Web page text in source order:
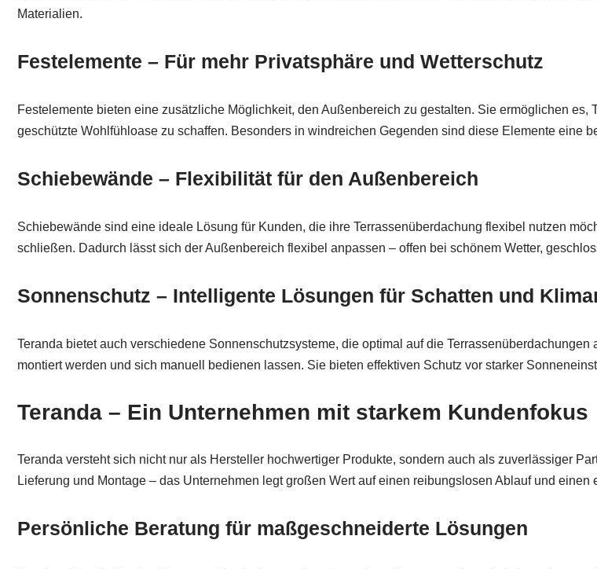
Materialien.
Festelemente – Für mehr Privatsphäre und Wetterschutz
Festelemente bieten eine zusätzliche Möglichkeit, den Außenbereich zu gestalten. Sie ermöglichen
geschützte Wohlfühloase zu schaffen. Besonders in windreichen Gegenden sind diese Elemente eine
Schiebewände – Flexibilität für den Außenbereich
Schiebewände sind eine ideale Lösung für Kunden, die ihre Terrassenüberdachung flexibel nutzen
schließen. Dadurch lässt sich der Außenbereich flexibel anpassen – offen bei schönem Wetter,
Sonnenschutz – Intelligente Lösungen für Schatten und
Teranda bietet auch verschiedene Sonnenschutzsysteme, die optimal auf die
montiert werden und sich manuell bedienen lassen. Sie bieten effektiven Schutz vor starker
Teranda – Ein Unternehmen mit starkem Kundenfokus
Teranda versteht sich nicht nur als Hersteller hochwertiger Produkte, sondern auch als zuverlässiger
Lieferung und Montage – das Unternehmen legt großen Wert auf einen reibungslosen Ablauf und einen
Persönliche Beratung für maßgeschneiderte Lösungen